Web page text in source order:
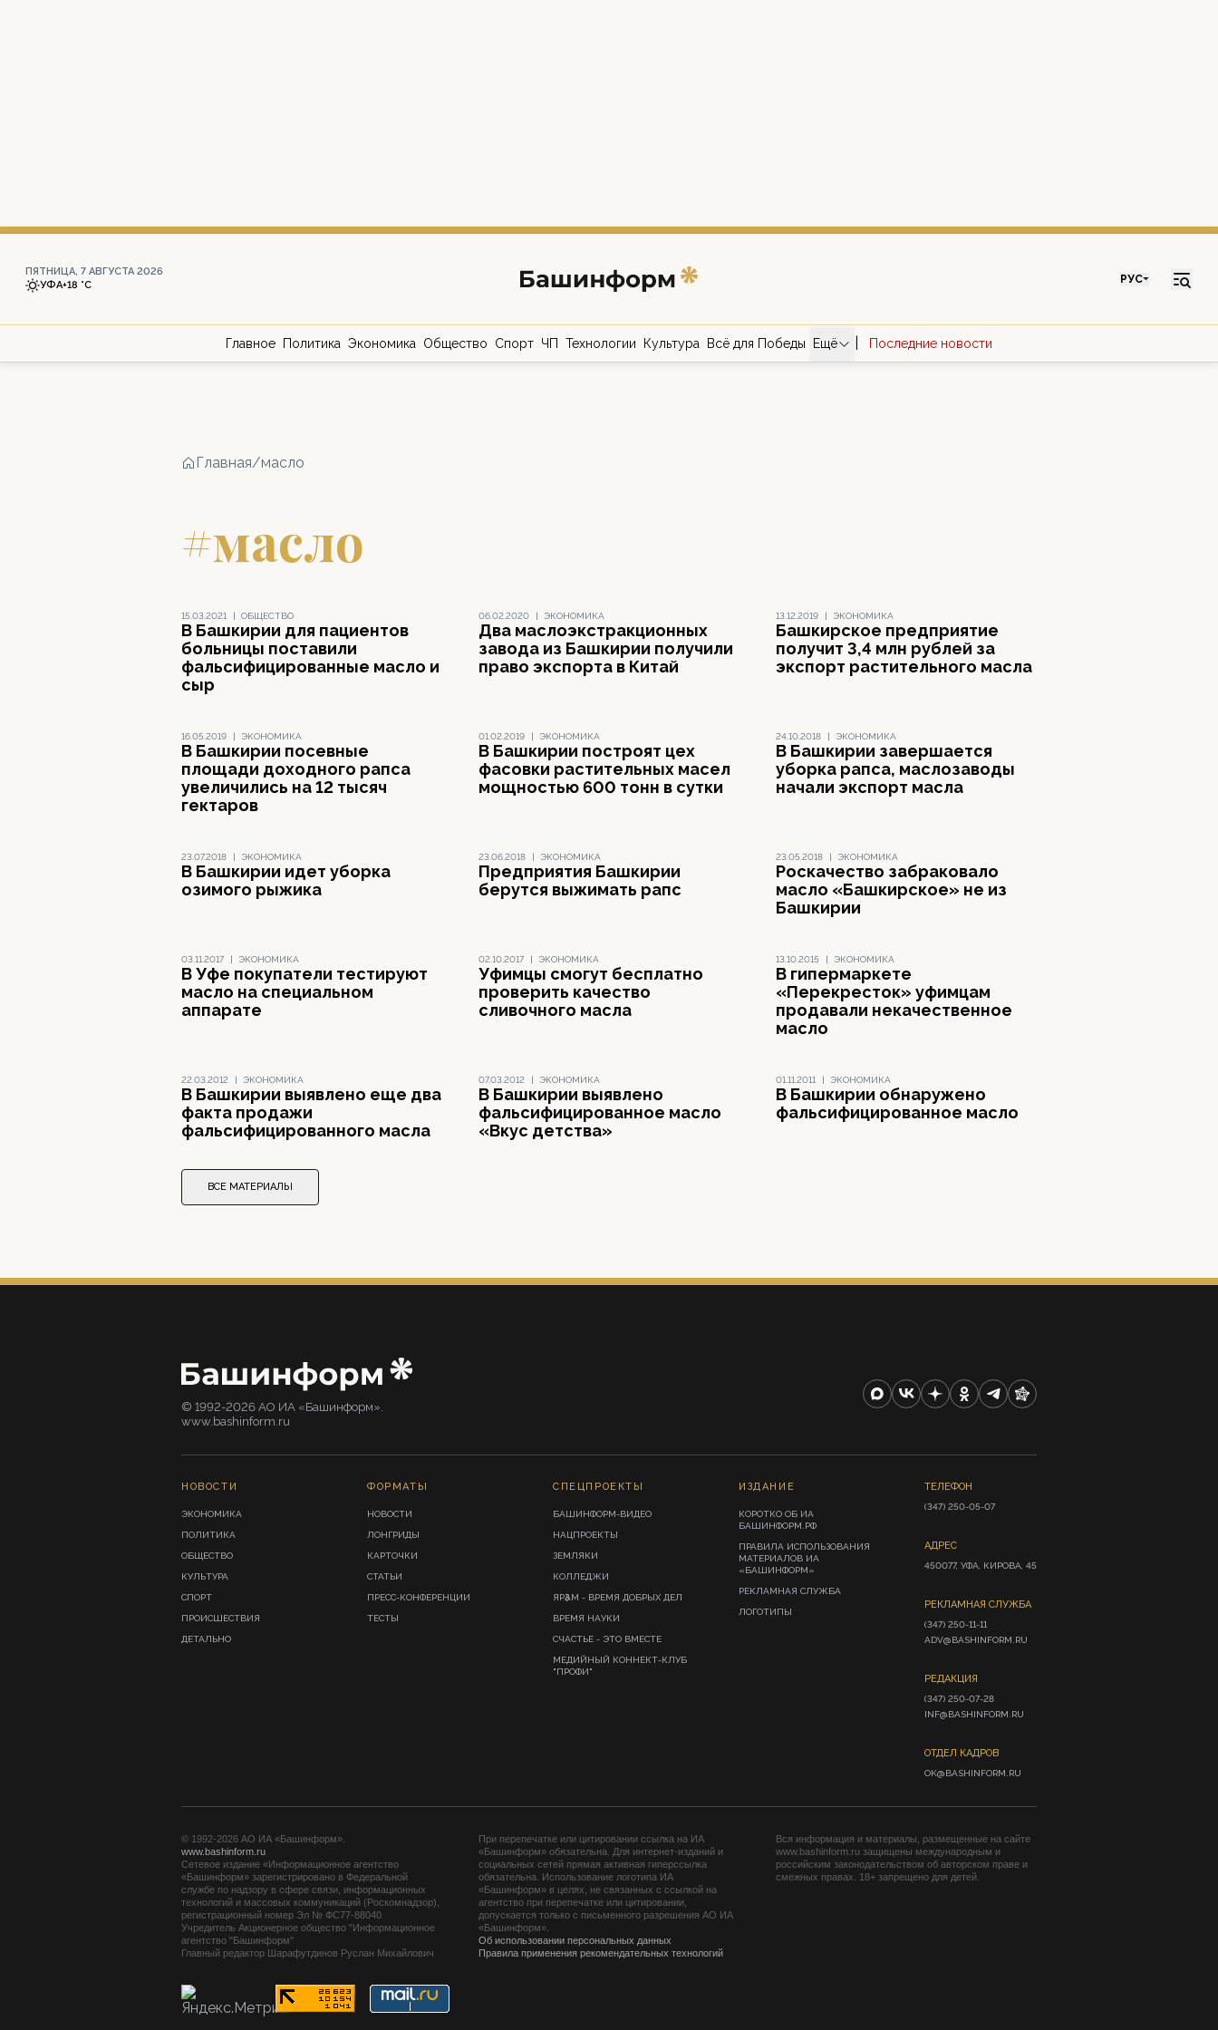
ПЯТНИЦА, 7 АВГУСТА 2026
УФА+18 °С РУС
Главное Политика Экономика Общество Спорт ЧП Технологии Культура Всё для Победы Ещё Последние новости
Главная/масло
#масло
15.03.2021 | ОБЩЕСТВО
В Башкирии для пациентов
больницы поставили
фальсифицированные масло и
сыр
06.02.2020 | ЭКОНОМИКА
Два маслоэкстракционных
завода из Башкирии получили
право экспорта в Китай
13.12.2019 | ЭКОНОМИКА
Башкирское предприятие
получит 3,4 млн рублей за
экспорт растительного масла
16.05.2019 | ЭКОНОМИКА
В Башкирии посевные
площади доходного рапса
увеличились на 12 тысяч
гектаров
01.02.2019 | ЭКОНОМИКА
В Башкирии построят цех
фасовки растительных масел
мощностью 600 тонн в сутки
24.10.2018 | ЭКОНОМИКА
В Башкирии завершается
уборка рапса, маслозаводы
начали экспорт масла
23.07.2018 | ЭКОНОМИКА
В Башкирии идет уборка
озимого рыжика
23.06.2018 | ЭКОНОМИКА
Предприятия Башкирии
берутся выжимать рапс
23.05.2018 | ЭКОНОМИКА
Роскачество забраковало
масло «Башкирское» не из
Башкирии
03.11.2017 | ЭКОНОМИКА
В Уфе покупатели тестируют
масло на специальном
аппарате
02.10.2017 | ЭКОНОМИКА
Уфимцы смогут бесплатно
проверить качество
сливочного масла
13.10.2015 | ЭКОНОМИКА
В гипермаркете
«Перекресток» уфимцам
продавали некачественное
масло
22.03.2012 | ЭКОНОМИКА
В Башкирии выявлено еще два
факта продажи
фальсифицированного масла
07.03.2012 | ЭКОНОМИКА
В Башкирии выявлено
фальсифицированное масло
«Вкус детства»
01.11.2011 | ЭКОНОМИКА
В Башкирии обнаружено
фальсифицированное масло
ВСЕ МАТЕРИАЛЫ
© 1992-2026 АО ИА «Башинформ».
www.bashinform.ru
НОВОСТИ
ЭКОНОМИКА
ПОЛИТИКА
ОБЩЕСТВО
КУЛЬТУРА
СПОРТ
ПРОИСШЕСТВИЯ
ДЕТАЛЬНО
ФОРМАТЫ
НОВОСТИ
ЛОНГРИДЫ
КАРТОЧКИ
СТАТЬИ
ПРЕСС-КОНФЕРЕНЦИИ
ТЕСТЫ
СПЕЦПРОЕКТЫ
БАШИНФОРМ-ВИДЕО
НАЦПРОЕКТЫ
ЗЕМЛЯКИ
КОЛЛЕДЖИ
ЯРҘАМ - ВРЕМЯ ДОБРЫХ ДЕЛ
ВРЕМЯ НАУКИ
СЧАСТЬЕ - ЭТО ВМЕСТЕ
МЕДИЙНЫЙ КОННЕКТ-КЛУБ
"ПРОФИ"
ИЗДАНИЕ
КОРОТКО ОБ ИА
БАШИНФОРМ.РФ
ПРАВИЛА ИСПОЛЬЗОВАНИЯ
МАТЕРИАЛОВ ИА
«БАШИНФОРМ»
РЕКЛАМНАЯ СЛУЖБА
ЛОГОТИПЫ
ТЕЛЕФОН
(347) 250-05-07
АДРЕС
450077, УФА, КИРОВА, 45
РЕКЛАМНАЯ СЛУЖБА
(347) 250-11-11
ADV@BASHINFORM.RU
РЕДАКЦИЯ
(347) 250-07-28
INF@BASHINFORM.RU
ОТДЕЛ КАДРОВ
OK@BASHINFORM.RU
© 1992-2026 АО ИА «Башинформ».
www.bashinform.ru
Сетевое издание «Информационное агентство
«Башинформ» зарегистрировано в Федеральной
службе по надзору в сфере связи, информационных
технологий и массовых коммуникаций (Роскомнадзор),
регистрационный номер Эл № ФС77-88040
Учредитель Акционерное общество "Информационное
агентство "Башинформ"
Главный редактор Шарафутдинов Руслан Михайлович
При перепечатке или цитировании ссылка на ИА
«Башинформ» обязательна. Для интернет-изданий и
социальных сетей прямая активная гиперссылка
обязательна. Использование логотипа ИА
«Башинформ» в целях, не связанных с ссылкой на
агентство при перепечатке или цитировании,
допускается только с письменного разрешения АО ИА
«Башинформ».
Об использовании персональных данных
Правила применения рекомендательных технологий
Вся информация и материалы, размещенные на сайте
www.bashinform.ru защищены международным и
российским законодательством об авторском праве и
смежных правах. 18+ запрещено для детей.